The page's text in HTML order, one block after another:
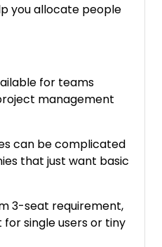
you allocate people
for teams
management
can be complicated
that just want basic
3-seat requirement,
single users or tiny